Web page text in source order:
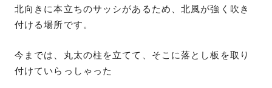
北向きに本立ちのサッシがあるため、北風が強く吹き
付ける場所です。
今までは、丸太の柱を立てて、そこに落とし板を取り
付けていらっしゃった